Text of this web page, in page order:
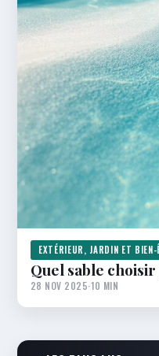
EXTÉRIEUR, JARDIN ET BIEN-
Quel sable
28 NOV 2025·10 MIN